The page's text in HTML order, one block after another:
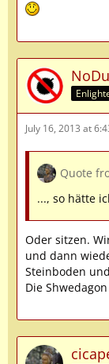
July 16, 2013 at
Quote
..., so hätte
Oder sitzen.
und dann
Steinboden
Die